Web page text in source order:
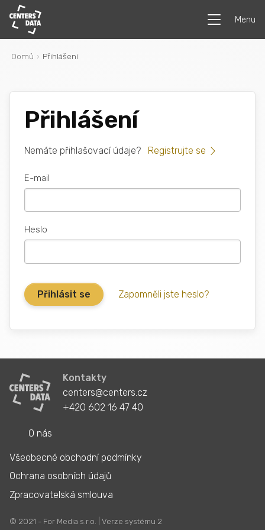
Menu
Domů Přihlášení
Přihlášení
Nemáte přihlašovací údaje? Registrujte se
E-mail
Heslo
Zapomněli jste heslo?
Kontakty
centers@centers.cz
+420 602 16 47 40
O nás
Všeobecné obchodní podmínky
Ochrana osobních údajů
Zpracovatelská smlouva
© 2021 - For Media s.r.o. | Verze systému 2